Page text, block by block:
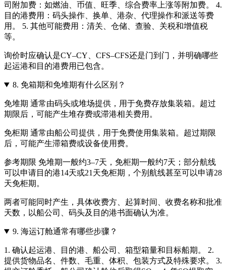
司附加费：如燃油、币值、旺季、综合费率上涨等附加费。 4.
目的港费用：码头操作、换单、港杂、代理操作和派送等费
用。 5. 其他可能费用：清关、仓储、查验、关税和增值税
等。
询价时应确认是CY–CY、CFS–CFS还是门到门，并明确哪些
起运港和目的港费用已包含。
8. 免箱期和免堆期有什么区别？
免堆期 通常由码头或堆场提供，用于免费存放集装箱。超过
期限后，可能产生堆存费或滞港相关费用。
免柜期 通常由船公司提供，用于免费使用集装箱。超过期限
后，可能产生滞箱费或设备使用费。
参考期限 免堆期一般约3–7天，免柜期一般约7天；部分航线
可以申请目的港14天或21天免柜期，个别航线甚至可以申请28
天免柜期。
两者可能同时产生，具体收费方、起算时间、收费名称和批准
天数，以船公司、码头及目的港书面确认为准。
9. 海运订舱通常有哪些步骤？
1. 确认起运港、目的港、船公司、箱型箱量和目标船期。 2.
提供货物品名、件数、毛重、体积、包装方式及特殊要求。 3.